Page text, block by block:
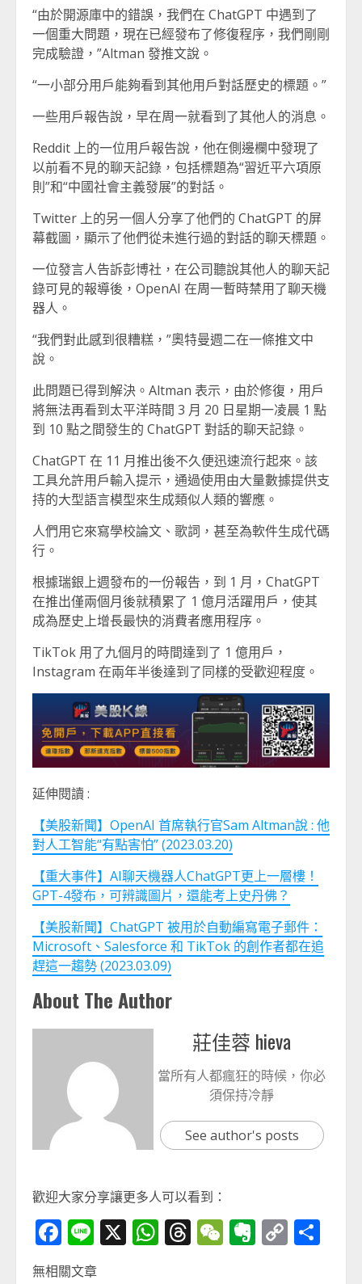
“由於開源庫中的錯誤，我們在 ChatGPT 中遇到了
一個重大問題，現在已經發布了修復程序，我們剛剛
完成驗證，”Altman 發推文說。
“一小部分用戶能夠看到其他用戶對話歷史的標題。”
一些用戶報告說，早在周一就看到了其他人的消息。
Reddit 上的一位用戶報告說，他在側邊欄中發現了
以前看不見的聊天記錄，包括標題為“習近平六項原
則”和“中國社會主義發展”的對話。
Twitter 上的另一個人分享了他們的 ChatGPT 的屏
幕截圖，顯示了他們從未進行過的對話的聊天標題。
一位發言人告訴彭博社，在公司聽說其他人的聊天記
錄可見的報導後，OpenAI 在周一暫時禁用了聊天機
器人。
“我們對此感到很糟糕，”奧特曼週二在一條推文中
說。
此問題已得到解決。Altman 表示，由於修復，用戶
將無法再看到太平洋時間 3 月 20 日星期一凌晨 1 點
到 10 點之間發生的 ChatGPT 對話的聊天記錄。
ChatGPT 在 11 月推出後不久便迅速流行起來。該
工具允許用戶輸入提示，通過使用由大量數據提供支
持的大型語言模型來生成類似人類的響應。
人們用它來寫學校論文、歌詞，甚至為軟件生成代碼
行。
根據瑞銀上週發布的一份報告，到 1 月，ChatGPT
在推出僅兩個月後就積累了 1 億月活躍用戶，使其
成為歷史上增長最快的消費者應用程序。
TikTok 用了九個月的時間達到了 1 億用戶，
Instagram 在兩年半後達到了同樣的受歡迎程度。
延伸閱讀 :
【美股新聞】OpenAI 首席執行官Sam Altman說 : 他
對人工智能“有點害怕” (2023.03.20)
【重大事件】AI聊天機器人ChatGPT更上一層樓！
GPT-4發布，可辨識圖片，還能考上史丹佛？
【美股新聞】ChatGPT 被用於自動編寫電子郵件：
Microsoft、Salesforce 和 TikTok 的創作者都在追
趕這一趨勢 (2023.03.09)
About The Author
莊佳蓉 hieva
當所有人都瘋狂的時候，你必
須保持冷靜
See author's posts
歡迎大家分享讓更多人可以看到：
Facebook
Line
X WhatsApp
Threads
WeChat
Evernote
Copy
無相關文章